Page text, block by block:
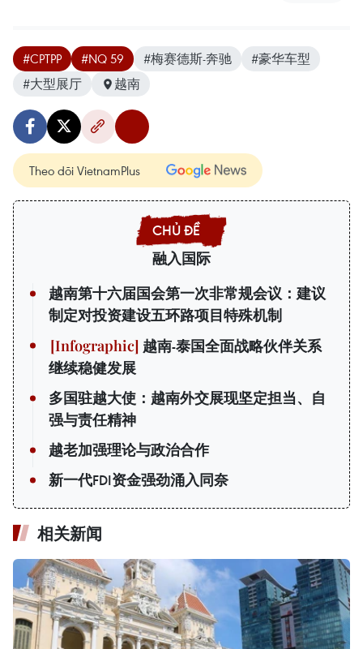
#CPTPP #NQ 59 #梅赛德斯-奔驰
#豪华车型
#大型展厅
越南
Theo dõi VietnamPlus
融入国际
越南第十六届国会第一次非常规会议：建议
制定对投资建设五环路项目特殊机制
越南-泰国全面战略伙伴关系
继续稳健发展
多国驻越大使：越南外交展现坚定担当、自
强与责任精神
越老加强理论与政治合作
新一代FDI资金强劲涌入同奈
相关新闻